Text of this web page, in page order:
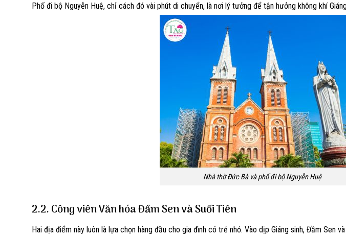
Phố đi bộ Nguyễn Huệ, chỉ cách đó vài phút di chuyển, là nơi lý tưởng để tận hưởng không khí
Nhà thờ Đức Bà và phố đi bộ Nguyễn Huệ
2.2. Công viên Văn hóa Đầm Sen và Suối Tiên
Hai địa điểm này luôn là lựa chọn hàng đầu cho gia đình có trẻ nhỏ. Vào dịp Giáng sinh, Đầm Sen